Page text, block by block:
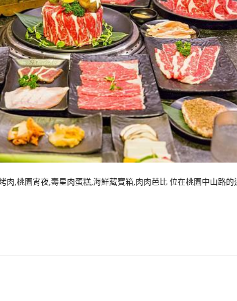
肉,桃園宵夜,壽星肉蛋糕,海鮮藏寶箱,肉肉芭比 位在桃園中山路的